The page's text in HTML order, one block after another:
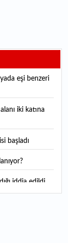
başladı
iddia edildi